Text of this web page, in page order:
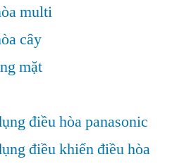
multi
cây
mặt
điều hòa panasonic
điều khiển điều hòa